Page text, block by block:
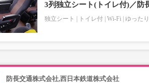
3列独立シート(トイレ付)／防
独立シート トイレ付 Wi-Fi ゆったり
防長交通株式会社,西日本鉄道株式会社